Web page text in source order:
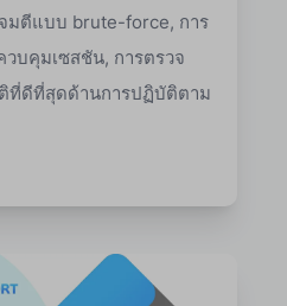
มตีแบบ brute-force, การ
วบคุมเซสชัน, การตรวจ
ที่ดีที่สุดด้านการปฏิบัติตาม